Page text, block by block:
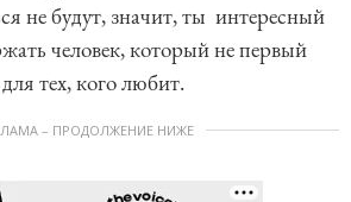
не будут, значит, ты интересный
человек, который не первый
тех, кого любит.
– ПРОДОЛЖЕНИЕ НИЖЕ